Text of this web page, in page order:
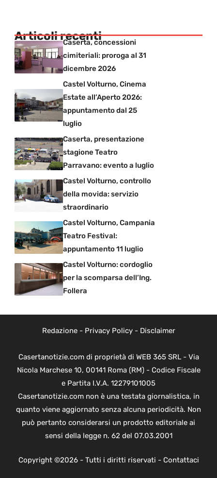
Articoli recenti
Caserta, concessioni
cimiteriali: proroga al 31
dicembre 2026
Castel Volturno, Cinema
Estate all’Aperto 2026:
appuntamento dal 25
luglio
Caserta, presentazione
stagione Teatro
Parravano: evento a luglio
Castel Volturno, controllo
della movida: servizio
straordinario
Castel Volturno, Campania
Teatro Festival:
appuntamento 11 luglio
Castel Volturno: cordoglio
per la scomparsa dell’Ing.
Follera
Redazione- Privacy Policy- Disclaimer
Casertanotizie.com di proprietà di WEB 365 SRL - Via
Nicola Marchese 10, 00141 Roma (RM) - Codice Fiscale
e Partita I.V.A. 12279101005
Casertanotizie.com non è una testata giornalistica, in
quanto viene aggiornato senza alcuna periodicità. Non
può pertanto considerarsi un prodotto editoriale ai
sensi della legge n. 62 del 07.03.2001
Copyright ©2026 - Tutti i diritti riservati - Contattaci